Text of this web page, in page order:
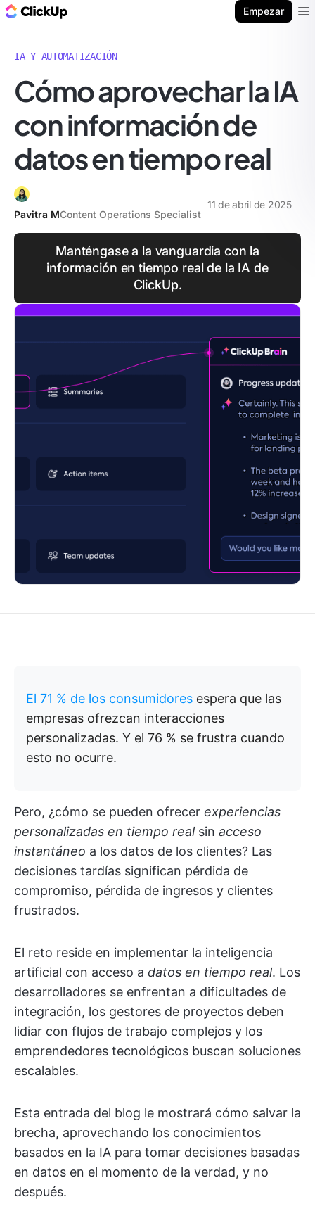
Empezar
IA Y AUTOMATIZACIÓN
Cómo aprovechar la IA
con información de
datos en tiempo real
Pavitra MContent Operations Specialist
11 de abril de 2025
Manténgase a la vanguardia con la
información en tiempo real de la IA de
ClickUp.
El 71 % de los consumidores espera que las
empresas ofrezcan interacciones
personalizadas. Y el 76 % se frustra cuando
esto no ocurre.
Pero, ¿cómo se pueden ofrecer experiencias
personalizadas en tiempo realsin acceso
instantáneo a los datos de los clientes? Las
decisiones tardías significan pérdida de
compromiso, pérdida de ingresos y clientes
frustrados.
El reto reside en implementar la inteligencia
artificial con acceso a datos en tiempo real. Los
desarrolladores se enfrentan a dificultades de
integración, los gestores de proyectos deben
lidiar con flujos de trabajo complejos y los
emprendedores tecnológicos buscan soluciones
escalables.
Esta entrada del blog le mostrará cómo salvar la
brecha, aprovechando los conocimientos
basados en la IA para tomar decisiones basadas
en datos en el momento de la verdad, y no
después.